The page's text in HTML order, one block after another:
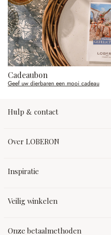
Cadeaubon
Geef uw dierbaren een mooi cadeau
Hulp & contact
Over LOBERON
Inspiratie
Veilig winkelen
Onze betaalmethoden